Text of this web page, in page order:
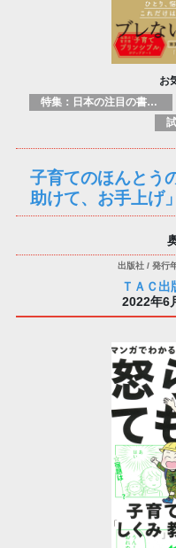
お
特集：日本の注目の書き手たち
子育てのほんとう
助けて、お手上げ
ＴＡＣ出
2022年6